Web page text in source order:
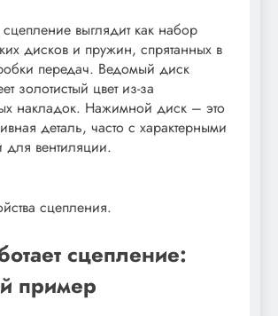
выглядит как набор
дисков и пружин, спрятанных в
передач. Ведомый диск
золотистый цвет из-за
накладок. Нажимной диск – это
деталь, часто с характерными
для вентиляции.
сцепления.
сцепление:
пример